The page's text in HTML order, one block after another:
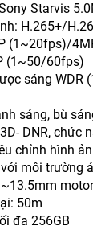
Starvis
H.265+/
(1~20fps)/
(1~50/60fps)
sáng WDR
sáng, bù
DNR, chức
chỉnh hình
môi trường
50m
đa 256GB